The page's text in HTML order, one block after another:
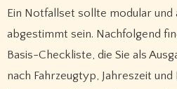
Ein Notfallset sollte modular und
abgestimmt sein. Nachfolgend
Basis-Checkliste, die Sie als
nach Fahrzeugtyp, Jahreszeit